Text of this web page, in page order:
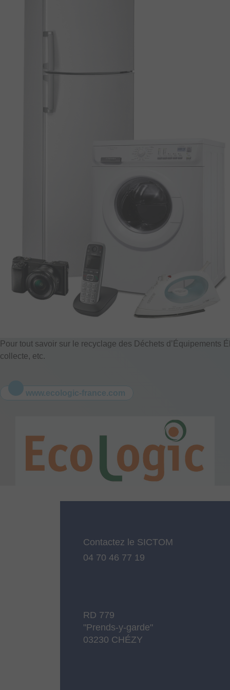
Pour tout savoir sur le recyclage des Déchets
collecte, etc.
www.ecologic-france.com
Contactez le SICTOM
04 70 46 77 19
RD 779
"Prends-y-garde"
03230 CHÉZY